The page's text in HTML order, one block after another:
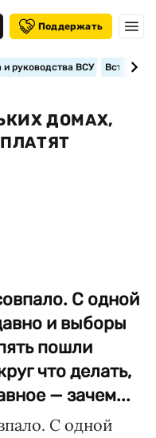
Поддержать
и руководства ВСУ
ДОМАХ,
С одной
и выборы
пошли
что делать,
— зачем...
С одной